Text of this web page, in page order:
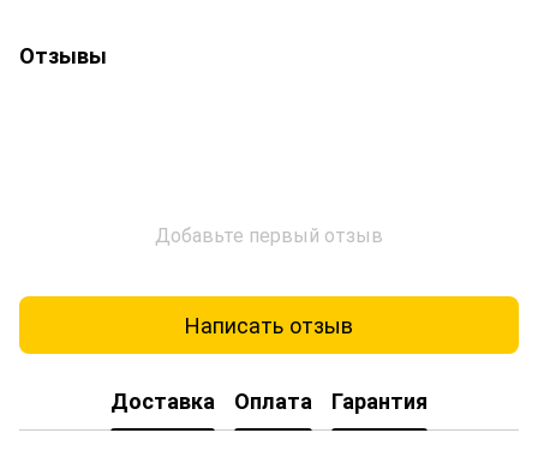
Отзывы
Добавьте первый отзыв
Написать отзыв
Доставка Оплата Гарантия